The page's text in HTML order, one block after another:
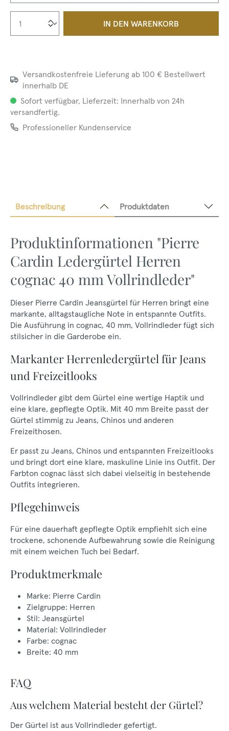
Produkt Anzahl: Gib den
IN DEN WARENKORB
Versandkostenfreie Lieferung ab 100 € Bestellwert
innerhalb DE
Sofort verfügbar, Lieferzeit: Innerhalb von 24h
versandfertig.
Professioneller Kundenservice
Beschreibung Produktdaten
Produktinformationen "Pierre
Cardin Ledergürtel Herren
cognac 40 mm Vollrindleder"
Dieser Pierre Cardin Jeansgürtel für Herren bringt eine
markante, alltagstaugliche Note in entspannte Outfits.
Die Ausführung in cognac, 40 mm, Vollrindleder fügt sich
stilsicher in die Garderobe ein.
Markanter Herrenledergürtel für Jeans
und Freizeitlooks
Vollrindleder gibt dem Gürtel eine wertige Haptik und
eine klare, gepflegte Optik. Mit 40 mm Breite passt der
Gürtel stimmig zu Jeans, Chinos und anderen
Freizeithosen.
Er passt zu Jeans, Chinos und entspannten Freizeitlooks
und bringt dort eine klare, maskuline Linie ins Outfit. Der
Farbton cognac lässt sich dabei vielseitig in bestehende
Outfits integrieren.
Pflegehinweis
Für eine dauerhaft gepflegte Optik empfiehlt sich eine
trockene, schonende Aufbewahrung sowie die Reinigung
mit einem weichen Tuch bei Bedarf.
Produktmerkmale
Marke: Pierre Cardin
Zielgruppe: Herren
Stil: Jeansgürtel
Material: Vollrindleder
Farbe: cognac
Breite: 40 mm
FAQ
Aus welchem Material besteht der Gürtel?
Der Gürtel ist aus Vollrindleder gefertigt.